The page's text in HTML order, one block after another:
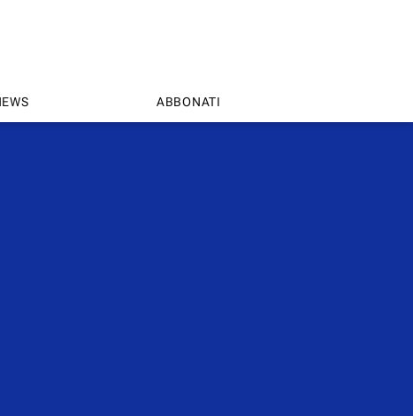
ABBONATI